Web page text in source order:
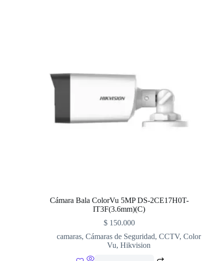
Cámara Bala ColorVu 5MP DS-2CE17H0T-
IT3F(3.6mm)(C)
$150.000
camaras,Cámaras de Seguridad,CCTV,Color
Vu,Hikvision